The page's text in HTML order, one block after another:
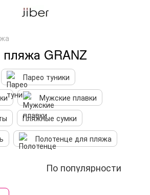
GRANZ
Парео туники
Мужские плавки
Пляжные сумки
Полотенце для пляжа
По популярности